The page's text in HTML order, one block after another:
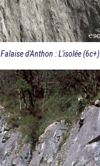
Falaise d'Anthon : L'isolée (6c+).